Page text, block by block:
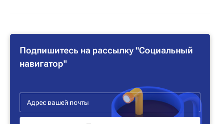
Подпишитесь на рассылку "Социальный
навигатор"